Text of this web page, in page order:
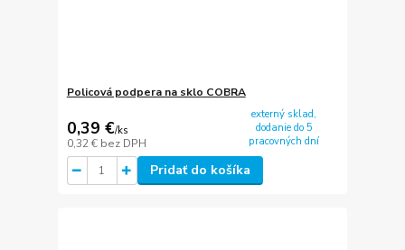
Policová podpera na sklo COBRA
0,39 €/ks
0,32 € bez DPH
externý sklad,
dodanie do 5
pracovných dní
Pridať do košíka